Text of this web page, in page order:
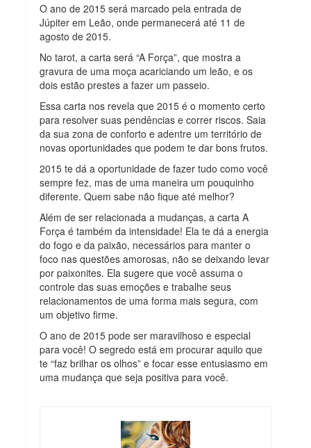
O ano de 2015 será marcado pela entrada de
Júpiter em Leão, onde permanecerá até 11 de
agosto de 2015.
No tarot, a carta será “A Força”, que mostra a
gravura de uma moça acariciando um leão, e os
dois estão prestes a fazer um passeio.
Essa carta nos revela que 2015 é o momento certo
para resolver suas pendências e correr riscos. Saia
da sua zona de conforto e adentre um território de
novas oportunidades que podem te dar bons frutos.
2015 te dá a oportunidade de fazer tudo como você
sempre fez, mas de uma maneira um pouquinho
diferente. Quem sabe não fique até melhor?
Além de ser relacionada a mudanças, a carta A
Força é também da intensidade! Ela te dá a energia
do fogo e da paixão, necessários para manter o
foco nas questões amorosas, não se deixando levar
por paixonites. Ela sugere que você assuma o
controle das suas emoções e trabalhe seus
relacionamentos de uma forma mais segura, com
um objetivo firme.
O ano de 2015 pode ser maravilhoso e especial
para você! O segredo está em procurar aquilo que
te “faz brilhar os olhos” e focar esse entusiasmo em
uma mudança que seja positiva para você.